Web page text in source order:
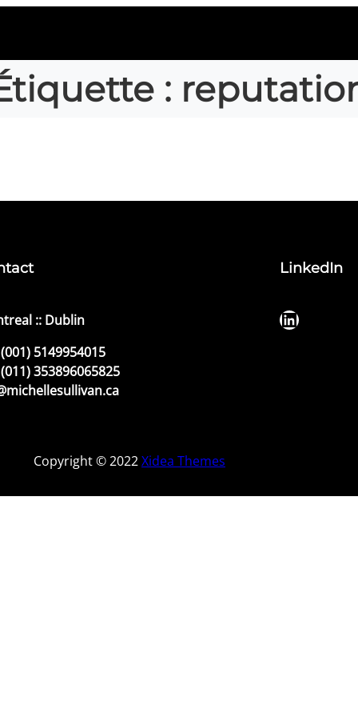
:
:: Dublin
(001) 5149954015
(011) 353896065825
LinkedIn
LinkedIn
Copyright © 2022Xidea Themes